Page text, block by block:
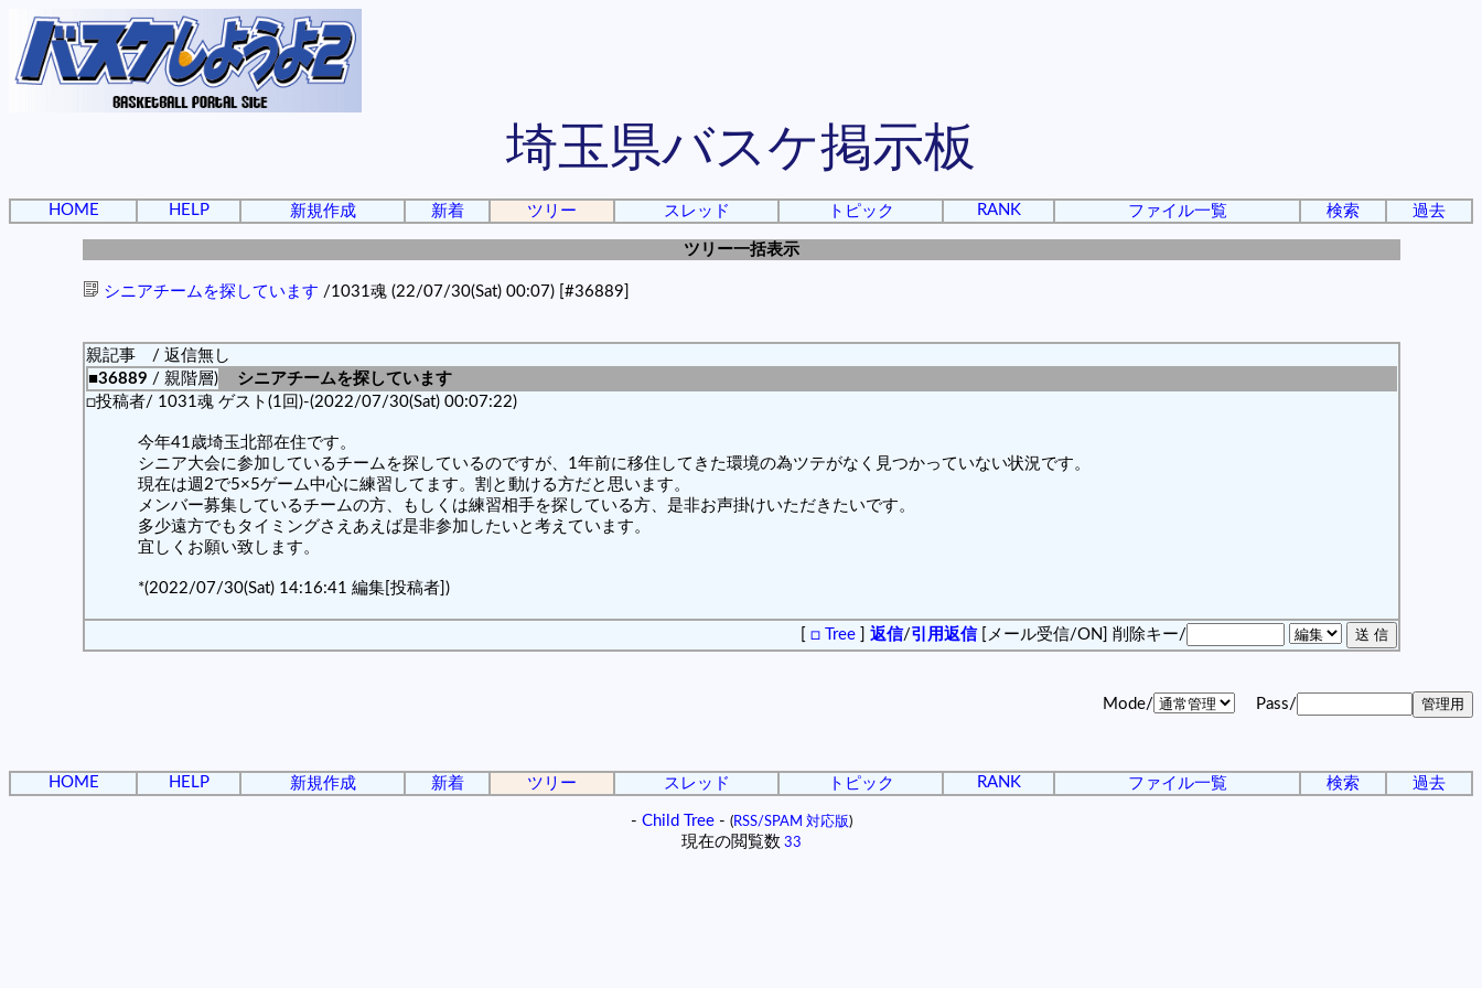
埼玉県バスケ掲示板
HOME HELP 新規作成 新着 ツリー スレッド トピック RANK ファイル一覧 検索 過去
ツリー一括表示
シニアチームを探しています /1031魂 (22/07/30(Sat) 00:07) [#36889]
親記事 / 返信無し
■36889 / 親階層)
シニアチームを探しています
□投稿者/ 1031魂 ゲスト(1回)-(2022/07/30(Sat) 00:07:22)
今年41歳埼玉北部在住です。
シニア大会に参加しているチームを探しているのですが、1年前に移住してきた環境の為ツテがなく見つかっていない状況です。
現在は週2で5×5ゲーム中心に練習してます。割と動ける方だと思います。
メンバー募集しているチームの方、もしくは練習相手を探している方、是非お声掛けいただきたいです。
多少遠方でもタイミングさえあえば是非参加したいと考えています。
宜しくお願い致します。
*(2022/07/30(Sat) 14:16:41 編集[投稿者])
□ Tree] 返信/引用返信[メール受信/ON] 削除キー/
Mode/ Pass/
HOME HELP 新規作成 新着 ツリー スレッド トピック RANK ファイル一覧 検索 過去
- Child Tree- (RSS/SPAM 対応版)
現在の閲覧数 33